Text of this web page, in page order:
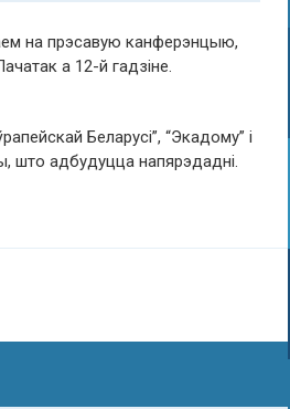
на прэсавую канферэнцыю,
а 12-й гадзіне.
Беларусі”, “Экадому” і
што адбудуцца напярэдадні.